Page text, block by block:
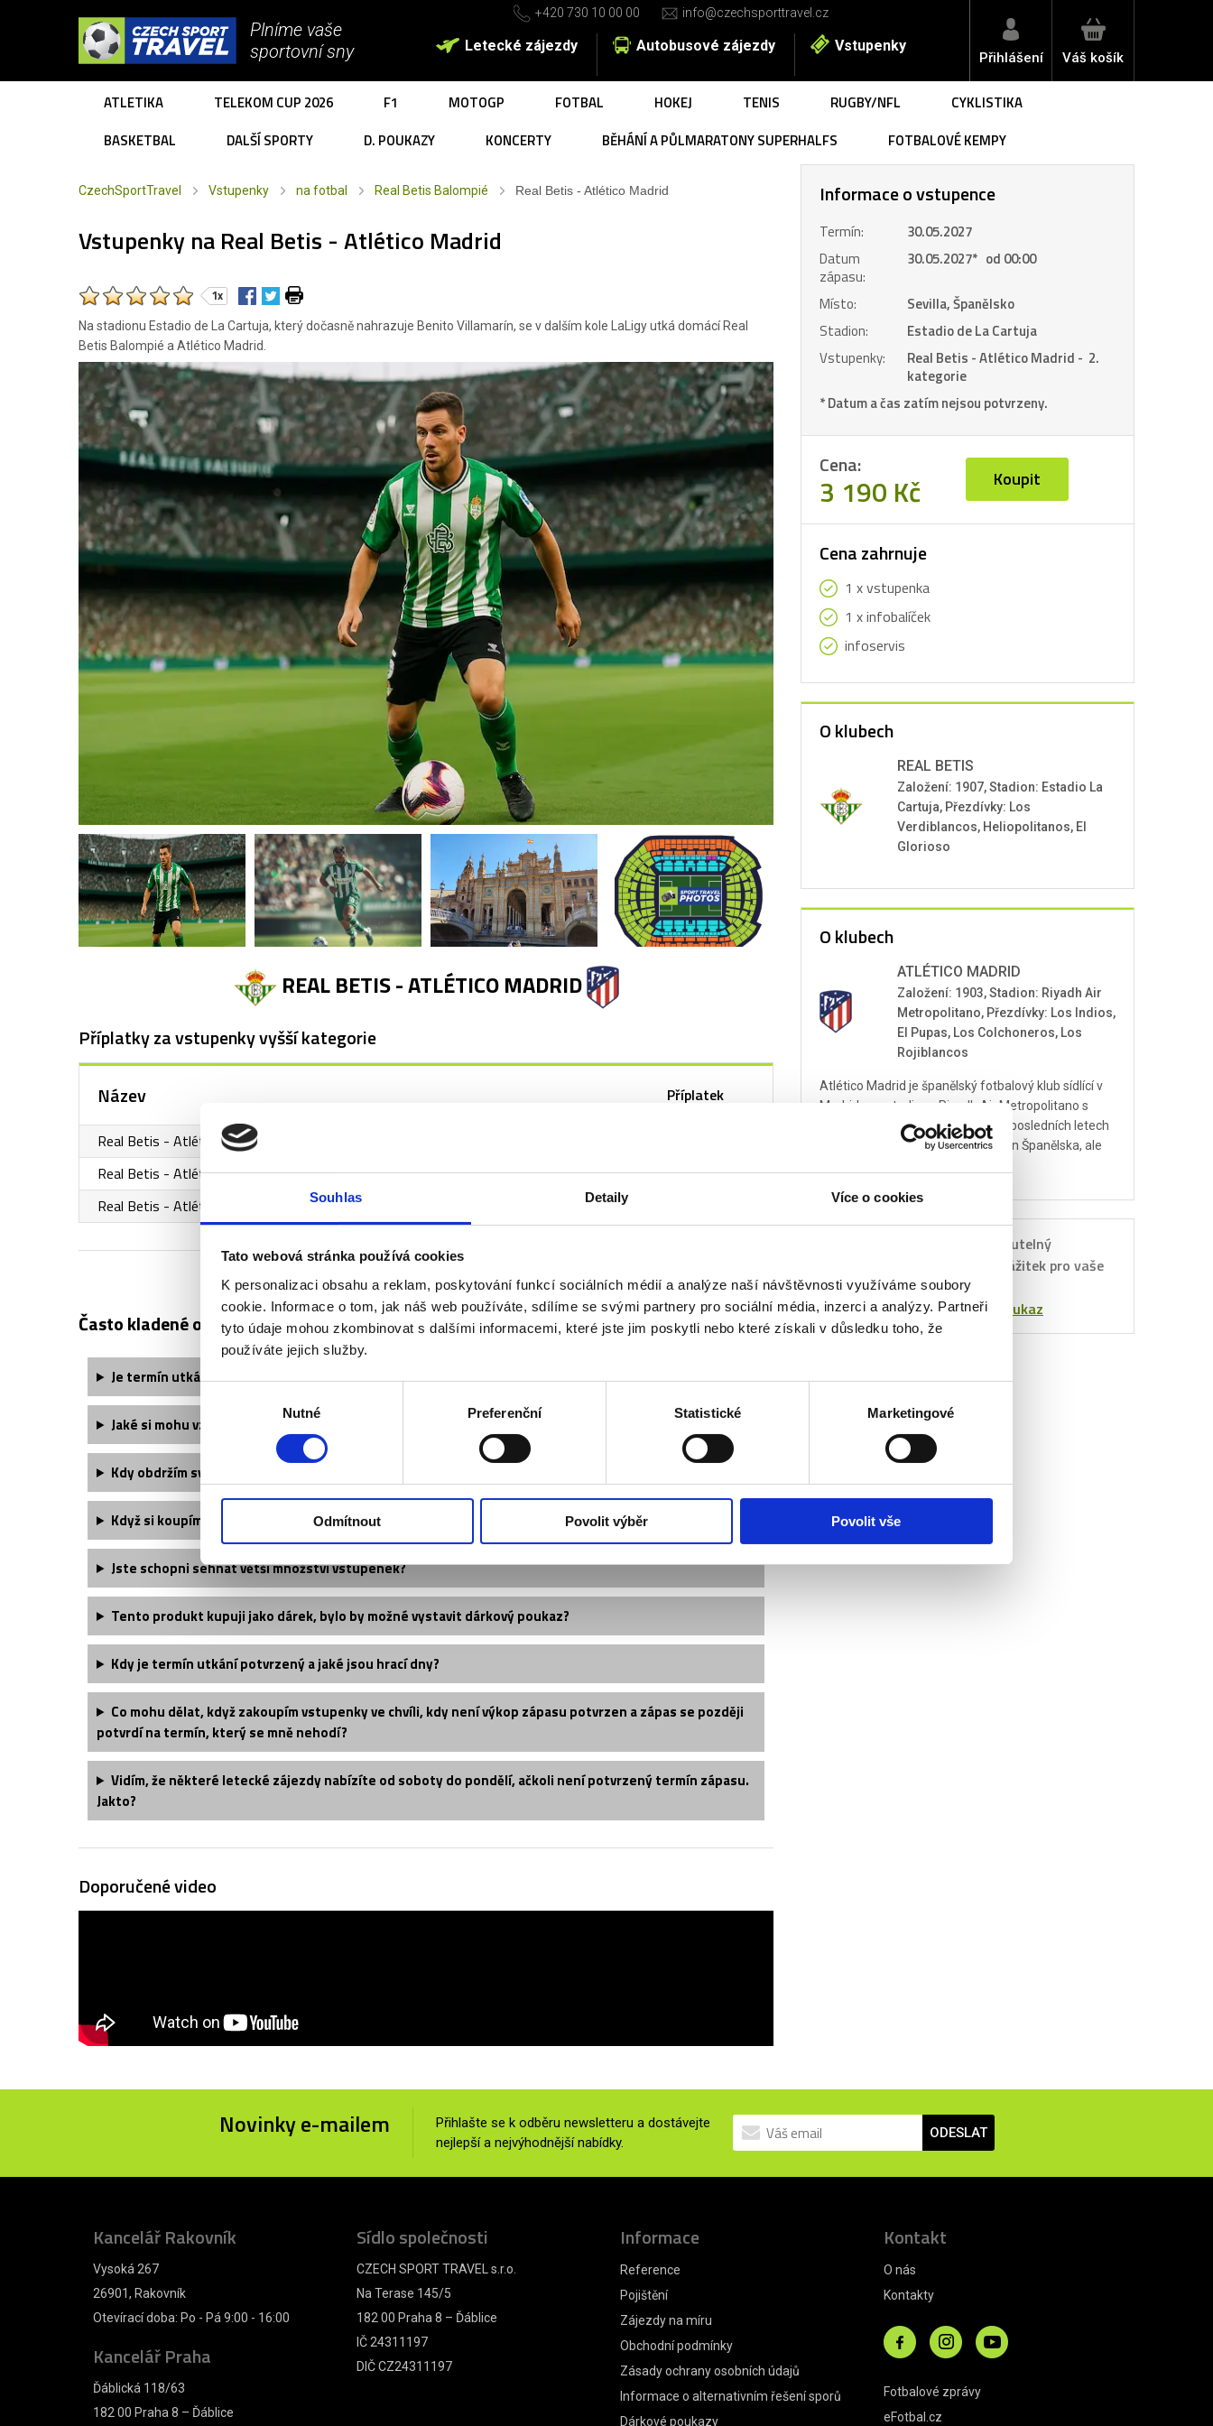
Souhlas Detaily Více o cookies
Tato webová stránka používá cookies
K personalizaci obsahu a reklam, poskytování funkcí sociálních médií a analýze naší návštěvnosti využíváme soubory
cookie. Informace o tom, jak náš web používáte, sdílíme se svými partnery pro sociální média, inzerci a analýzy. Partneři
tyto údaje mohou zkombinovat s dalšími informacemi, které jste jim poskytli nebo které získali v důsledku toho, že
používáte jejich služby.
Nutné Preferenční Statistické Marketingové
Odmítnout Povolit výběr Povolit vše
Plníme vaše
sportovní sny
+420 730 10 00 00 info@czechsporttravel.cz
Letecké zájezdy Autobusové zájezdy Vstupenky
Přihlášení Váš košík
ATLETIKA TELEKOM CUP 2026 F1 MOTOGP FOTBAL HOKEJ TENIS RUGBY/NFL
CYKLISTIKA
BASKETBAL
DALŠÍ SPORTY D. POUKAZY KONCERTY BĚHÁNÍ A PŮLMARATONY SUPERHALFS FOTBALOVÉ KEMPY
CzechSportTravel Vstupenky na fotbal Real Betis Balompié Real Betis - Atlético Madrid
Vstupenky na Real Betis - Atlético Madrid
1x
Na stadionu Estadio de La Cartuja, který dočasně nahrazuje Benito Villamarín, se v dalším kole LaLigy utká domácí Real
Betis Balompié a Atlético Madrid.
REAL BETIS - ATLÉTICO MADRID
Příplatky za vstupenky vyšší kategorie
Název Příplatek
Real Betis - Atlético Madrid - 1. kategorie - sektory 327/328
Real Betis - Atlético Madrid - 3. kategorie
+1 030 Kč
Real Betis - Atlético Madrid - 1. kategorie
Často kladené otázky:
Je termín utkání finálně potvrzený?
Jaké si mohu vzít oblečení?
Kdy obdržím své vstupenky?
Když si koupím zájezd pro více osob, budu mít místa vedle sebe?
Jste schopni sehnat větší množství vstupenek?
Tento produkt kupuji jako dárek, bylo by možné vystavit dárkový poukaz?
Kdy je termín utkání potvrzený a jaké jsou hrací dny?
Co mohu dělat, když zakoupím vstupenky ve chvíli, kdy není výkop zápasu potvrzen a zápas se později
potvrdí na termín, který se mně nehodí?
Vidím, že některé letecké zájezdy nabízíte od soboty do pondělí, ačkoli není potvrzený termín zápasu.
Jakto?
Doporučené video
Informace o vstupence
Termín:
30.05.2027
Datum
zápasu:
30.05.2027* od 00:00
Místo:
Sevilla, Španělsko
Stadion:
Estadio de La Cartuja
Vstupenky:
Real Betis - Atlético Madrid - 2.
kategorie
* Datum a čas zatím nejsou potvrzeny.
Cena:
3 190 Kč Koupit
Cena zahrnuje
1 x vstupenka
1 x infobalíček
infoservis
O klubech
REAL BETIS
Založení: 1907, Stadion: Estadio La
Cartuja, Přezdívky: Los
Verdiblancos, Heliopolitanos, El
Glorioso
O klubech
ATLÉTICO MADRID
Založení: 1903, Stadion: Riyadh Air
Metropolitano, Přezdívky: Los Indios,
El Pupas, Los Colchoneros, Los
Rojiblancos
Atlético Madrid je španělský fotbalový klub sídlící v
Madridu na stadionu Riyadh Air Metropolitano s
kapacitou téměř 68 000 diváků. V posledních letech
se zařadil mezi nejlepší kluby nejen Španělska, ale
poukaz
Nezapomenutelný
sportovní zážitek pro vaše
blízké.
Objednat poukaz
Novinky e-mailem
Přihlašte se k odběru newsletteru a dostávejte
nejlepší a nejvýhodnější nabídky.
ODESLAT
Kancelář Rakovník
Vysoká 267
26901, Rakovník
Otevírací doba: Po - Pá 9:00 - 16:00
Kancelář Praha
Ďáblická 118/63
182 00 Praha 8 – Ďáblice
Sídlo společnosti
CZECH SPORT TRAVEL s.r.o.
Na Terase 145/5
182 00 Praha 8 – Ďáblice
IČ 24311197
DIČ CZ24311197
Informace
Reference
Pojištění
Zájezdy na míru
Obchodní podmínky
Zásady ochrany osobních údajů
Informace o alternativním řešení sporů
Dárkové poukazy
Kontakt
O nás
Kontakty
Fotbalové zprávy
eFotbal.cz